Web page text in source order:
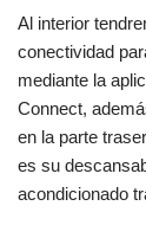
Al interior
conectividad
mediante la
Connect,
en la parte
es su
acondicionado